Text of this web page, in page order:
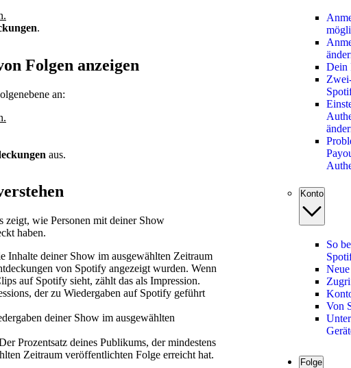
.
Folgen anzeigen
an:
aus.
zeigt, wie Personen mit deiner Show
haben.
Inhalte deiner Show im ausgewählten Zeitraum
von Spotify angezeigt wurden. Wenn
auf Spotify sieht, zählt das als Impression.
der zu Wiedergaben auf Spotify geführt
deiner Show im ausgewählten
Prozentsatz deines Publikums, der mindestens
Zeitraum veröffentlichten Folge erreicht hat.
Dein
Konto
So
Von
Folge